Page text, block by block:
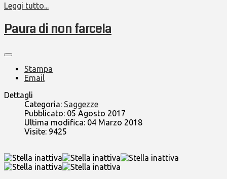
Leggi tutto...
Paura di non farcela
Stampa
Email
Dettagli
Categoria: Saggezze
Pubblicato: 05 Agosto 2017
Ultima modifica: 04 Marzo 2018
Visite: 9425